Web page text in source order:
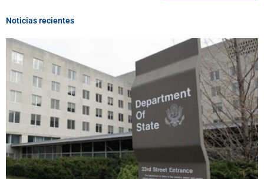
Noticias recientes